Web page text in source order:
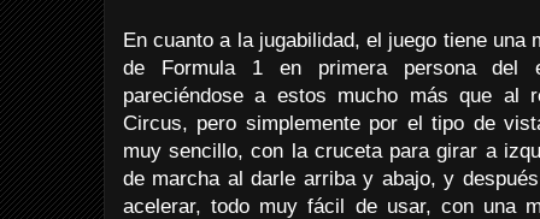
En cuanto a la jugabilidad, el juego tiene una
de Formula 1 en primera persona del
pareciéndose a estos mucho más que al
Circus, pero simplemente por el tipo de
muy sencillo, con la cruceta para girar a
de marcha al darle arriba y abajo, y
acelerar, todo muy fácil de usar, con una